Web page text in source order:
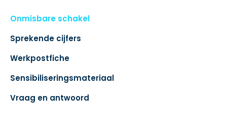
Onmisbare schakel
Sprekende cijfers
Werkpostfiche
Sensibiliseringsmateriaal
Vraag en antwoord